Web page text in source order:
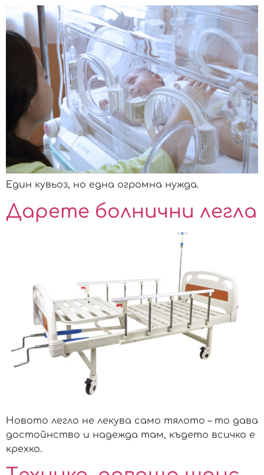
Един кувьоз, но една огромна нужда.
Дарете болнични легла
Новото легло не лекува само тялото – то дава
достойнство и надежда там, където всичко е
крехко.